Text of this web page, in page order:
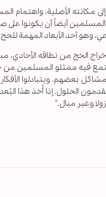
مكانته الأصلية، واهتمام
أيضاً أن يكونوا على
وهو أحد الأبعاد المهمة
الحج من نطاقه الأحادي،
فيه ممثلو المسلمين من
بعضهم، ويتبادلوا
الحلول. إذا أُخذ هذا
وغير مبال."